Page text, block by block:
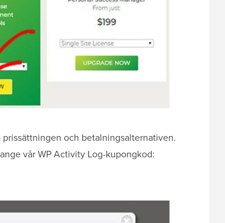
och betalningsalternativen.
vår WP Activity Log-kupongkod: